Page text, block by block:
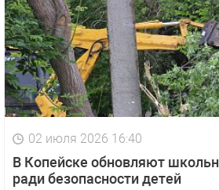
02 июля 2026 16:40
В Копейске обновляют
ради безопасности детей